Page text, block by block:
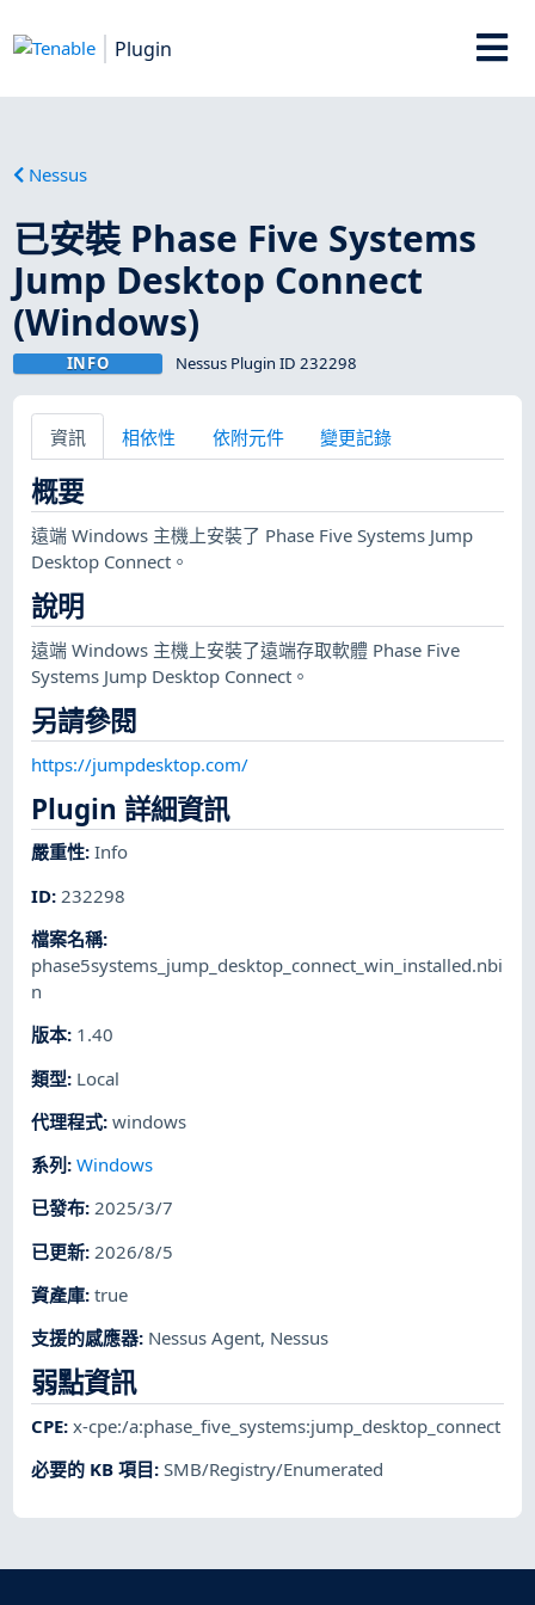
Plugin
Nessus
已安裝 Phase Five Systems
Jump Desktop Connect
(Windows)
INFO Nessus Plugin ID 232298
資訊 相依性 依附元件 變更記錄
概要
遠端 Windows 主機上安裝了 Phase Five Systems Jump
Desktop Connect。
說明
遠端 Windows 主機上安裝了遠端存取軟體 Phase Five
Systems Jump Desktop Connect。
另請參閱
https://jumpdesktop.com/
Plugin 詳細資訊
嚴重性:Info
ID: 232298
檔案名稱:
phase5systems_jump_desktop_connect_win_installed.nbi
n
版本: 1.40
類型: Local
代理程式:windows
系列 :Windows
已發布:2025/3/7
已更新: 2026/8/5
資產庫:true
支援的感應器: Nessus Agent, Nessus
弱點資訊
CPE:x-cpe:/a:phase_five_systems:jump_desktop_connect
必要的 KB 項目:SMB/Registry/Enumerated